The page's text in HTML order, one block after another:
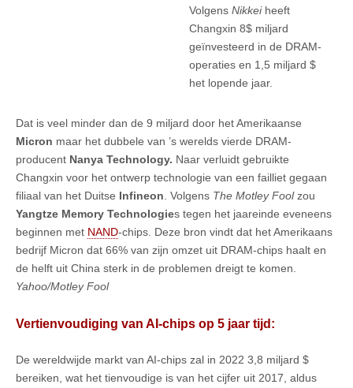
VolgensNikkei heeft
Changxin 8$ miljard
geïnvesteerd in de DRAM-
operaties en 1,5 miljard $
het lopende jaar.
Dat is veel minder dan de 9 miljard door het Amerikaanse
Micron maar het dubbele van ’s werelds vierde DRAM-
producent Nanya Technology. Naar verluidt gebruikte
Changxin voor het ontwerp technologie van een failliet gegaan
filiaal van het Duitse Infineon. Volgens The Motley Foolzou
Yangtze Memory Technologies tegen het jaareinde eveneens
beginnen met NAND-chips. Deze bron vindt dat het Amerikaans
bedrijf Micron dat 66% van zijn omzet uit DRAM-chips haalt en
de helft uit China sterk in de problemen dreigt te komen.
Yahoo/Motley Fool
Vertienvoudiging van AI-chips op 5 jaar tijd:
De wereldwijde markt van AI-chips zal in 2022 3,8 miljard $
bereiken, wat het tienvoudige is van het cijfer uit 2017, aldus